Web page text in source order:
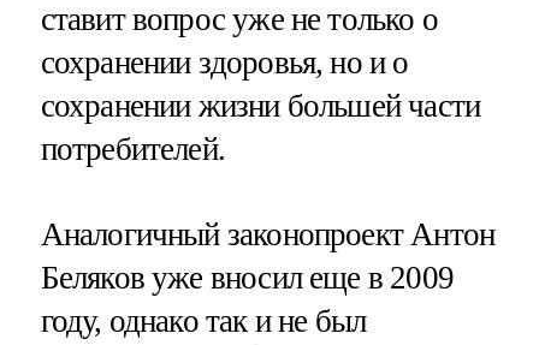
ставит вопрос уже не только о
сохранении здоровья, но и о
сохранении жизни большей части
потребителей.
Аналогичный законопроект Антон
Беляков уже вносил еще в 2009
году, однако так и не был